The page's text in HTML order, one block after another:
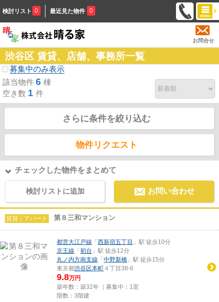
検討リスト 0 最近見た物件 0
お問合せ
渋谷区 賃貸、店舗、事務所一覧
募集中のみ表示
該当物件 6 棟
空き数 1 件
さらに条件を絞り込む
物件リクエスト
チェックした物件をまとめて
検討リストに追加 お問い合わせ
賃貸｜アパート 第８三和マンション
都営大江戸線 「 西新宿五丁目 」駅 徒歩10分
京王線 「 初台 」駅 徒歩12分
丸ノ内方南支線 「 中野新橋 」駅 徒歩15分
東京都渋谷区本町 ４丁目38-6
9.8万円
築年数：築32年 ｜募集中： 1室
階数：3階建